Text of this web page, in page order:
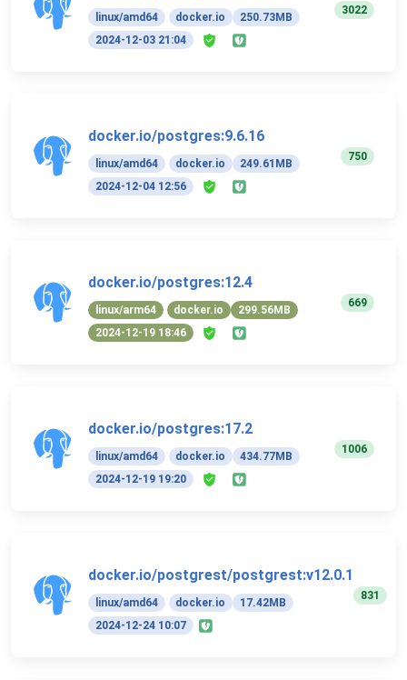
linux/amd64 docker.io
250.73MB
2024-12-03 21:04
3022
docker.io/postgres:9.6.16
linux/amd64 docker.io
249.61MB
2024-12-04 12:56
750
docker.io/postgres:12.4
linux/arm64 docker.io
299.56MB
2024-12-19 18:46
669
docker.io/postgres:17.2
linux/amd64 docker.io
434.77MB
2024-12-19 19:20
1006
docker.io/postgrest/postgrest:v12.0.1
linux/amd64 docker.io
17.42MB
2024-12-24 10:07
831